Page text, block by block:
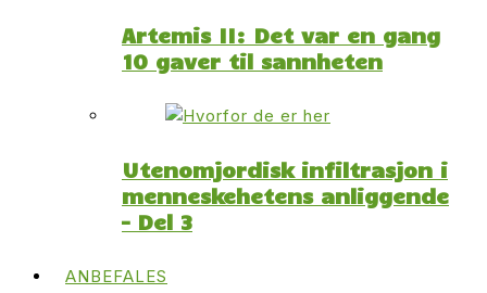
Artemis II: Det var en gang
10 gaver til sannheten
Utenomjordisk infiltrasjon i
menneskehetens anliggende
– Del 3
ANBEFALES